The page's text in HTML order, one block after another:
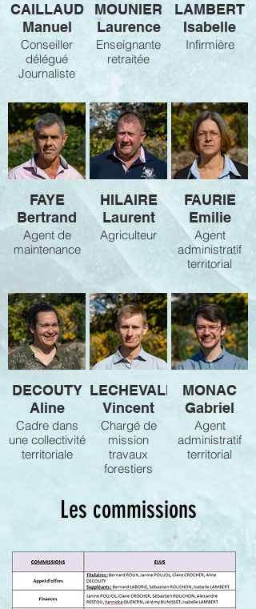
CAILLAUD
Manuel
Conseiller
délégué
Journaliste
MOUNIER
Laurence
Enseignante
retraitée
LAMBERT
Isabelle
Infirmière
FAYE
Bertrand
Agent de
maintenance
HILAIRE
Laurent
Agriculteur
FAURIE
Emilie
Agent
administratif
territorial
DECOUTY
Aline
Cadre dans
une collectivité
territoriale
LECHEVALIER
Vincent
Chargé de
mission
travaux
forestiers
MONAC
Gabriel
Agent
administratif
territorial
Les commissions